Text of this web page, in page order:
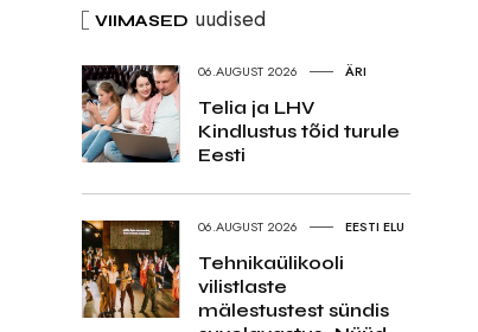
VIIMASED uudised
06.AUGUST 2026 ÄRI
Telia ja LHV
Kindlustus tõid turule
Eesti
06.AUGUST 2026 EESTI ELU
Tehnikaülikooli
vilistlaste
mälestustest sündis